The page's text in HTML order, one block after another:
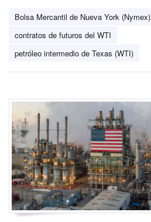
Bolsa Mercantil de Nueva York (Nymex)
contratos de futuros del WTI
petróleo intermedio de Texas (WTI)